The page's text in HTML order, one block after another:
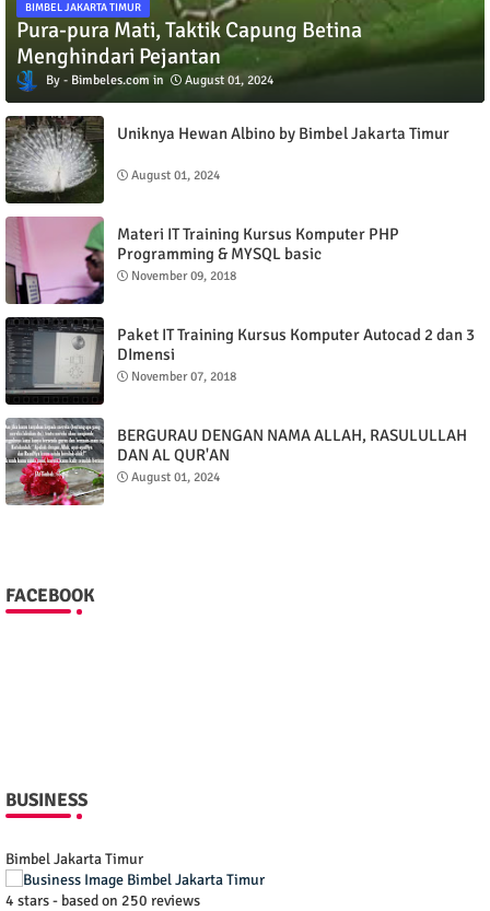
BIMBEL JAKARTA TIMUR
Pura-pura Mati, Taktik Capung Betina
Menghindari Pejantan
Bimbeles.com August 01, 2024
Uniknya Hewan Albino by Bimbel Jakarta Timur
August 01, 2024
Materi IT Training Kursus Komputer PHP
Programming & MYSQL basic
November 09, 2018
Paket IT Training Kursus Komputer Autocad 2 dan 3
DImensi
November 07, 2018
BERGURAU DENGAN NAMA ALLAH, RASULULLAH
DAN AL QUR'AN
August 01, 2024
FACEBOOK
BUSINESS
Bimbel Jakarta Timur
4 stars - based on 250 reviews